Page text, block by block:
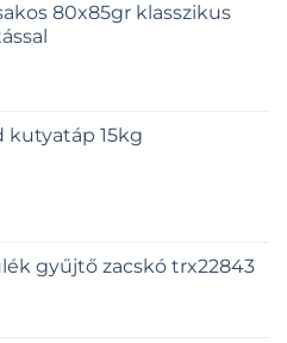
80x85gr klasszikus
kutyatáp 15kg
gyűjtő zacskó trx22843